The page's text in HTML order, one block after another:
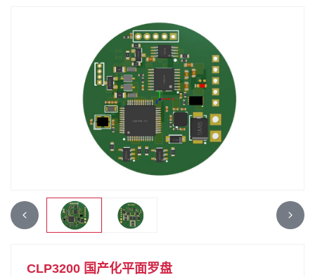
CLP3200 国产化平面罗盘